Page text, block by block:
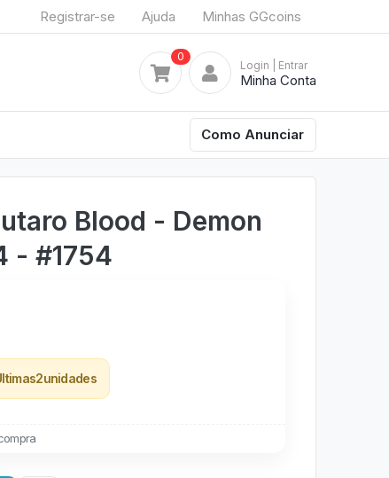
Registrar-se Ajuda Minhas GGcoins
0
Login | Entrar
Minha Conta
Como Anunciar
Blood - Demon
- #1754
2unidades